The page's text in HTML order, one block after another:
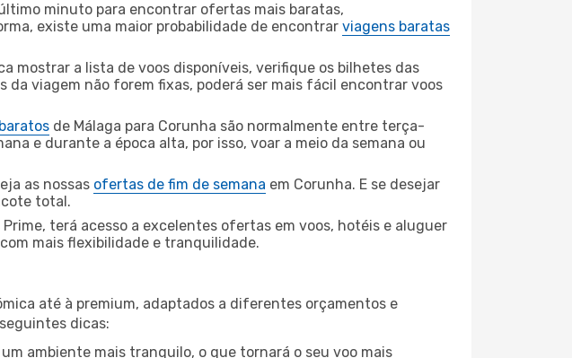
minuto para encontrar ofertas mais baratas,
existe uma maior probabilidade de encontrar viagens baratas
mostrar a lista de voos disponíveis, verifique os bilhetes das
da viagem não forem fixas, poderá ser mais fácil encontrar voos
de Málaga para Corunha são normalmente entre terça-
e durante a época alta, por isso, voar a meio da semana ou
as nossas ofertas de fim de semana em Corunha. E se desejar
total.
Prime, terá acesso a excelentes ofertas em voos, hotéis e aluguer
mais flexibilidade e tranquilidade.
até à premium, adaptados a diferentes orçamentos e
dicas:
ambiente mais tranquilo, o que tornará o seu voo mais